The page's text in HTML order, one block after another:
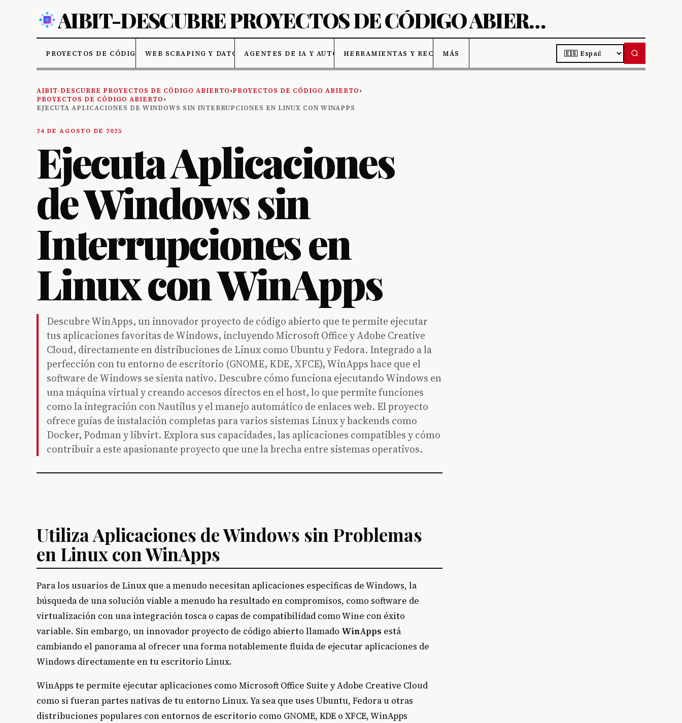
AIBIT-DESCUBRE PROYECTOS DE CÓDIGO ABIERTO
PROYECTOS DE CÓDIGO ABIERTOWEB SCRAPING Y DATOS AGENTES DE IA Y AUTOMATIZACIÓNHERRAMIENTAS Y RECURSOS DE IA
MÁS
LANGUAGE
AIBIT-DESCUBRE PROYECTOS DE CÓDIGO ABIERTO›PROYECTOS DE CÓDIGO ABIERTO›
PROYECTOS DE CÓDIGO ABIERTO›
EJECUTA APLICACIONES DE WINDOWS SIN INTERRUPCIONES EN LINUX CON WINAPPS
24 DE AGOSTO DE 2025
Ejecuta Aplicaciones
de Windows sin
Interrupciones en
Linux con WinApps
Descubre WinApps, un innovador proyecto de código abierto que te permite ejecutar
tus aplicaciones favoritas de Windows, incluyendo Microsoft Office y Adobe Creative
Cloud, directamente en distribuciones de Linux como Ubuntu y Fedora. Integrado a la
perfección con tu entorno de escritorio (GNOME, KDE, XFCE), WinApps hace que el
software de Windows se sienta nativo. Descubre cómo funciona ejecutando Windows en
una máquina virtual y creando accesos directos en el host, lo que permite funciones
como la integración con Nautilus y el manejo automático de enlaces web. El proyecto
ofrece guías de instalación completas para varios sistemas Linux y backends como
Docker, Podman y libvirt. Explora sus capacidades, las aplicaciones compatibles y cómo
contribuir a este apasionante proyecto que une la brecha entre sistemas operativos.
Utiliza Aplicaciones de Windows sin Problemas
en Linux con WinApps
Para los usuarios de Linux que a menudo necesitan aplicaciones específicas de Windows, la
búsqueda de una solución viable a menudo ha resultado en compromisos, como software de
virtualización con una integración tosca o capas de compatibilidad como Wine con éxito
variable. Sin embargo, un innovador proyecto de código abierto llamado WinApps está
cambiando el panorama al ofrecer una forma notablemente fluida de ejecutar aplicaciones de
Windows directamente en tu escritorio Linux.
WinApps te permite ejecutar aplicaciones como Microsoft Office Suite y Adobe Creative Cloud
como si fueran partes nativas de tu entorno Linux. Ya sea que uses Ubuntu, Fedora u otras
distribuciones populares con entornos de escritorio como GNOME, KDE o XFCE, WinApps